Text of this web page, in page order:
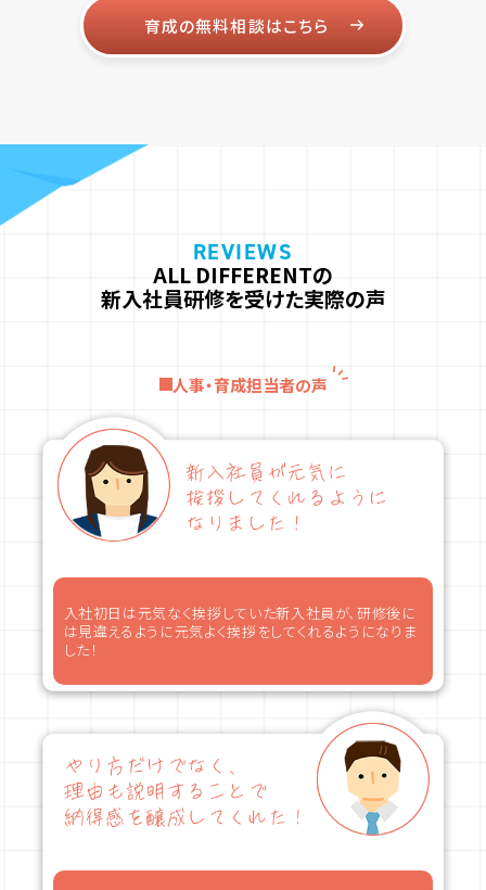
育成の無料相談はこちら
ALL DIFFERENTの
新入社員研修を受けた実際の声
人事・育成担当者の声
入社初日は元気なく挨拶していた新入社員が、研修後に
は見違えるように元気よく挨拶をしてくれるようになりま
した！